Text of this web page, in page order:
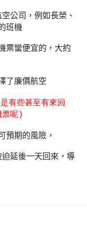
公司，例如長榮、
班機
票蠻便宜的，大約
了廉價航空
有些甚至有來回
票呢)
預期的風險，
延後一天回來，導